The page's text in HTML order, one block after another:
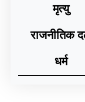
मृत्यु
राजनीतिक
धर्म